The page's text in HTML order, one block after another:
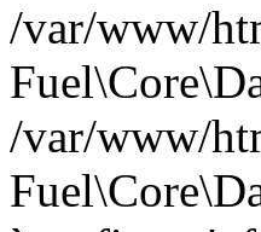
/var/www/
/var/www/